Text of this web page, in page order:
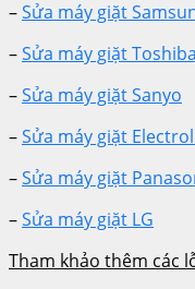
–Sửa máy giặt
–Sửa máy giặt Toshiba
–Sửa máy giặt Sanyo
–Sửa máy giặt
–Sửa máy giặt
–Sửa máy giặt LG
Tham khảo thêm các